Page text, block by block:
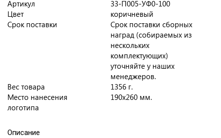
Артикул
33-П005-УФ0-100
Цвет
коричневый
Срок поставки
Срок поставки сборных
наград (собираемых из
нескольких
комплектующих)
уточняйте у наших
менеджеров.
Вес товара
1356 г.
Место нанесения
логотипа
190х260 мм.
Описание